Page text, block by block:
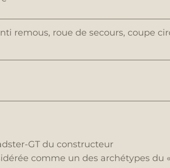
remous, roue de secours, coupe
GT du constructeur
comme un des archétypes du